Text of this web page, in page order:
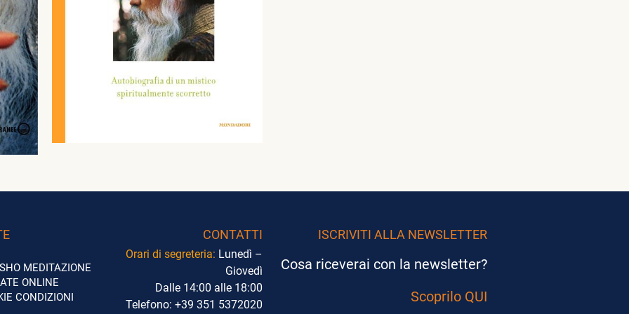
MEDITAZIONE
ONLINE
CONDIZIONI
CONTATTI
Orari di segreteria: Lunedì –
Giovedì
Dalle 14:00 alle 18:00
Telefono: +39 351 5372020
ISCRIVITI ALLA NEWSLETTER
Cosa riceverai con la newsletter?
Scoprilo QUI